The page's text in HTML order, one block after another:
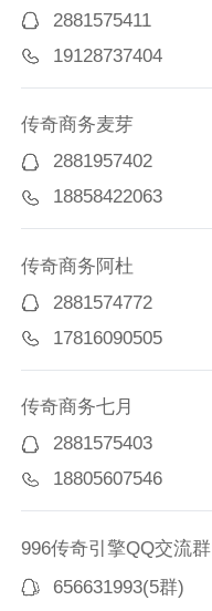
2881575411
19128737404
传奇商务麦芽
2881957402
18858422063
传奇商务阿杜
2881574772
17816090505
传奇商务七月
2881575403
18805607546
996传奇引擎QQ交流群
656631993(5群)